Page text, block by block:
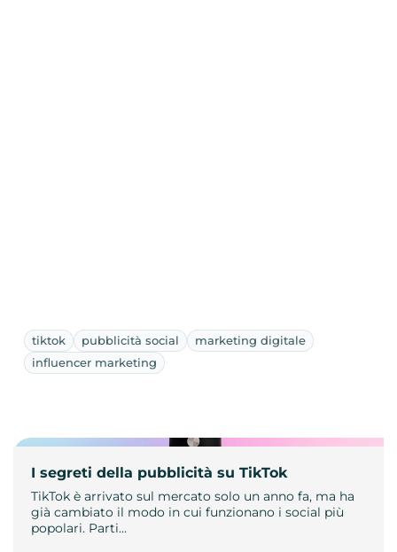
tiktok pubblicità social
marketing digitale
influencer marketing
I segreti della pubblicità su TikTok
TikTok è arrivato sul mercato solo un anno fa, ma ha
già cambiato il modo in cui funzionano i social più
popolari. Parti…